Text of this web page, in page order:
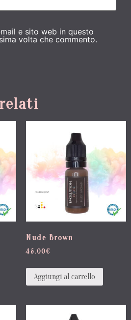
e sito web in questo
volta che commento.
Nude Brown
45,00€
Aggiungi al carrello